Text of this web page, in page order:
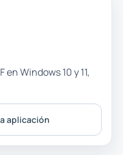
Windows 10 y 11,
aplicación